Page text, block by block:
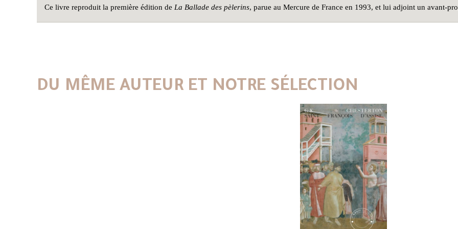
Ce livre reproduit la première édition de La Ballade des pèlerins, parue au Mercure de France en 1993, et lui adjoint un avant-
DU MÊME AUTEUR ET NOTRE SÉLECTION